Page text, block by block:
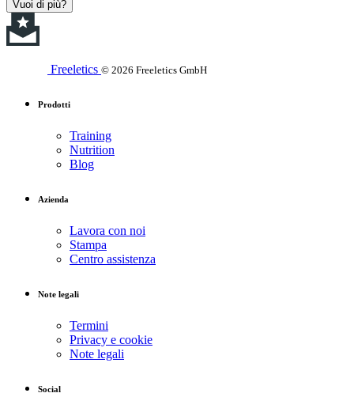
Vuoi di più?
Freeletics © 2026 Freeletics GmbH
Prodotti
Training
Nutrition
Blog
Azienda
Lavora con noi
Stampa
Centro assistenza
Note legali
Termini
Privacy e cookie
Note legali
Social